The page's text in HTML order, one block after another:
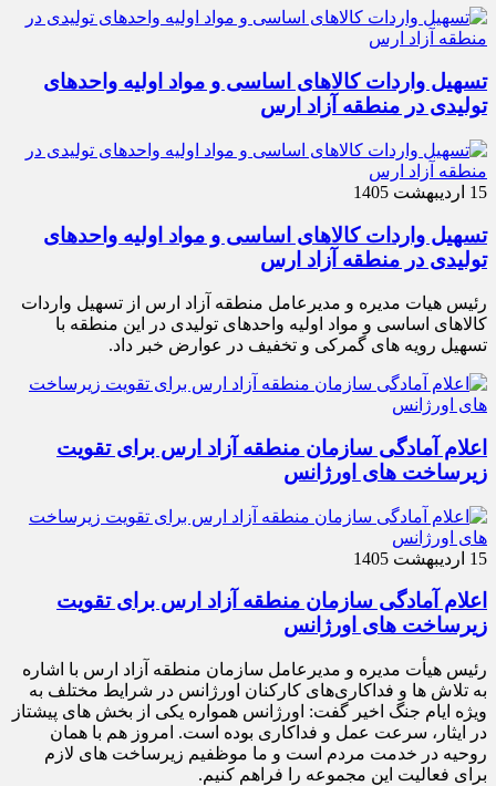
تسهیل واردات کالاهای اساسی و مواد اولیه واحدهای
تولیدی در منطقه آزاد ارس
15 اردیبهشت 1405
تسهیل واردات کالاهای اساسی و مواد اولیه واحدهای
تولیدی در منطقه آزاد ارس
رئیس هیات مدیره و مدیرعامل منطقه آزاد ارس از تسهیل واردات
کالاهای اساسی و مواد اولیه واحدهای تولیدی در این منطقه با
تسهیل رویه های گمرکی و تخفیف در عوارض خبر داد.
اعلام آمادگی سازمان منطقه آزاد ارس برای تقویت
زیرساخت‌ های اورژانس
15 اردیبهشت 1405
اعلام آمادگی سازمان منطقه آزاد ارس برای تقویت
زیرساخت‌ های اورژانس
رئیس هیأت‌ مدیره و مدیرعامل سازمان منطقه آزاد ارس با اشاره
به تلاش‌ ها و فداکاری‌های کارکنان اورژانس در شرایط مختلف به‌
ویژه ایام جنگ اخیر گفت: اورژانس همواره یکی از بخش‌ های پیشتاز
در ایثار، سرعت‌ عمل و فداکاری بوده است. امروز هم با همان
روحیه در خدمت مردم است و ما موظفیم زیرساخت‌ های لازم
برای فعالیت این مجموعه را فراهم کنیم.